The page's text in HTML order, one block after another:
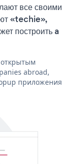
все своими
«techie»,
построить a
abroad,
приложения